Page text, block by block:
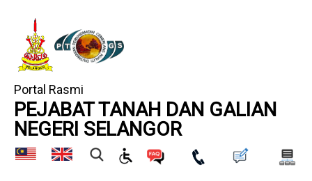
Portal Rasmi
PEJABAT TANAH DAN GALIAN
NEGERI SELANGOR